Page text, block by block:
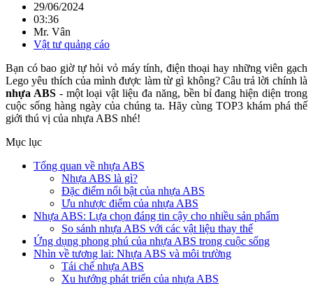
29/06/2024
03:36
Mr. Vân
Vật tư quảng cáo
Bạn có bao giờ tự hỏi vỏ máy tính, điện thoại hay những viên gạch
Lego yêu thích của mình được làm từ gì không? Câu trả lời chính là
nhựa ABS- một loại vật liệu đa năng, bền bỉ đang hiện diện trong
cuộc sống hàng ngày của chúng ta. Hãy cùng TOP3 khám phá thế
giới thú vị của nhựa ABS nhé!
Mục lục
Tổng quan về nhựa ABS
Nhựa ABS là gì?
Đặc điểm nổi bật của nhựa ABS
Ưu nhược điểm của nhựa ABS
Nhựa ABS: Lựa chọn đáng tin cậy cho nhiều sản phẩm
So sánh nhựa ABS với các vật liệu thay thế
Ứng dụng phong phú của nhựa ABS trong cuộc sống
Nhìn về tương lai: Nhựa ABS và môi trường
Tái chế nhựa ABS
Xu hướng phát triển của nhựa ABS